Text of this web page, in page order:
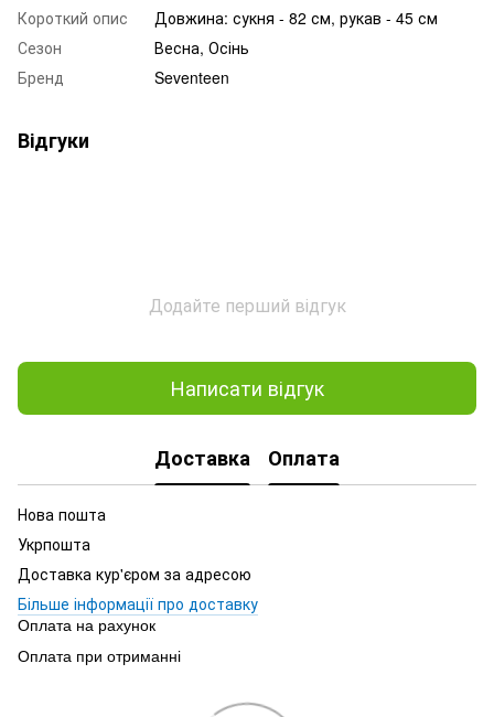
Короткий опис
Довжина: сукня - 82 см, рукав - 45 см
Сезон
Весна, Осінь
Бренд
Seventeen
Відгуки
Додайте перший відгук
Написати відгук
Доставка Оплата
Нова пошта
Укрпошта
Доставка кур'єром за адресою
Більше інформації про доставку
Оплата на рахунок
Оплата при отриманні